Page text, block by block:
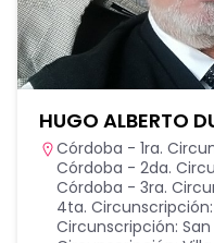
HUGO ALBERTO
Córdoba - 1ra.
Córdoba - 2da.
Córdoba - 3ra.
4ta.
Circunscripción: